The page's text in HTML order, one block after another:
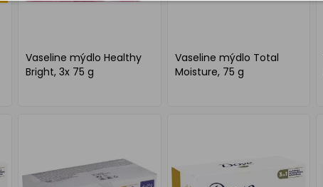
Vaseline mýdlo Healthy
Bright, 3x 75 g
Vaseline mýdlo Total
Moisture, 75 g